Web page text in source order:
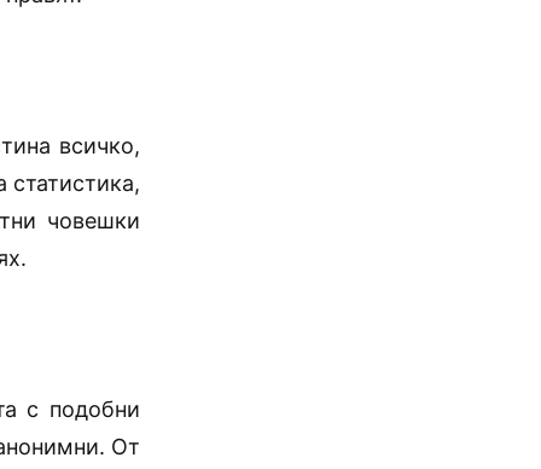
всичко,
статистика,
човешки
с подобни
От